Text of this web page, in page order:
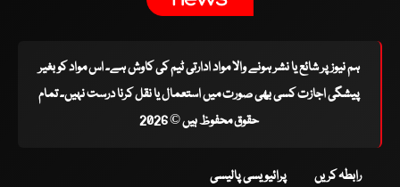
ہم نیوز پر شائع یا نشر ہونے والا مواد ادارتی ٹیم کی کاوش ہے۔ اس مواد کو بغیر
پیشگی اجازت کسی بھی صورت میں استعمال یا نقل کرنا درست نہیں۔ تمام
حقوق محفوظ ہیں © 2026
رابطہ کریں پرائیویسی پالیسی